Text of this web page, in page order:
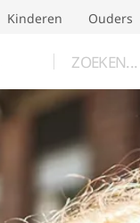
Kinderen Ouders
ZOEKEN...